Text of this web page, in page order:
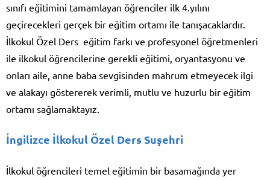
sınıfı eğitimini tamamlayan öğrenciler ilk 4.yılını
geçirecekleri gerçek bir eğitim ortamı ile tanışacaklardır.
İlkokul Özel Ders eğitim farkı ve profesyonel öğretmenleri
ile ilkokul öğrencilerine gerekli eğitimi, oryantasyonu ve
onları aile, anne baba sevgisinden mahrum etmeyecek ilgi
ve alakayı göstererek verimli, mutlu ve huzurlu bir eğitim
ortamı sağlamaktayız.
İngilizce İlkokul Özel Ders Suşehri
İlkokul öğrencileri temel eğitimin bir basamağında yer